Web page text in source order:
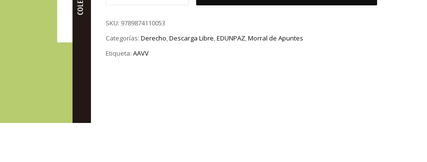
SKU: 9789874110053
Categorías: Derecho,Descarga Libre,EDUNPAZ,Morral de Apuntes
Etiqueta: AAVV